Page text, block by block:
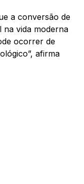
a conversão de
na vida moderna
ocorrer de
afirma